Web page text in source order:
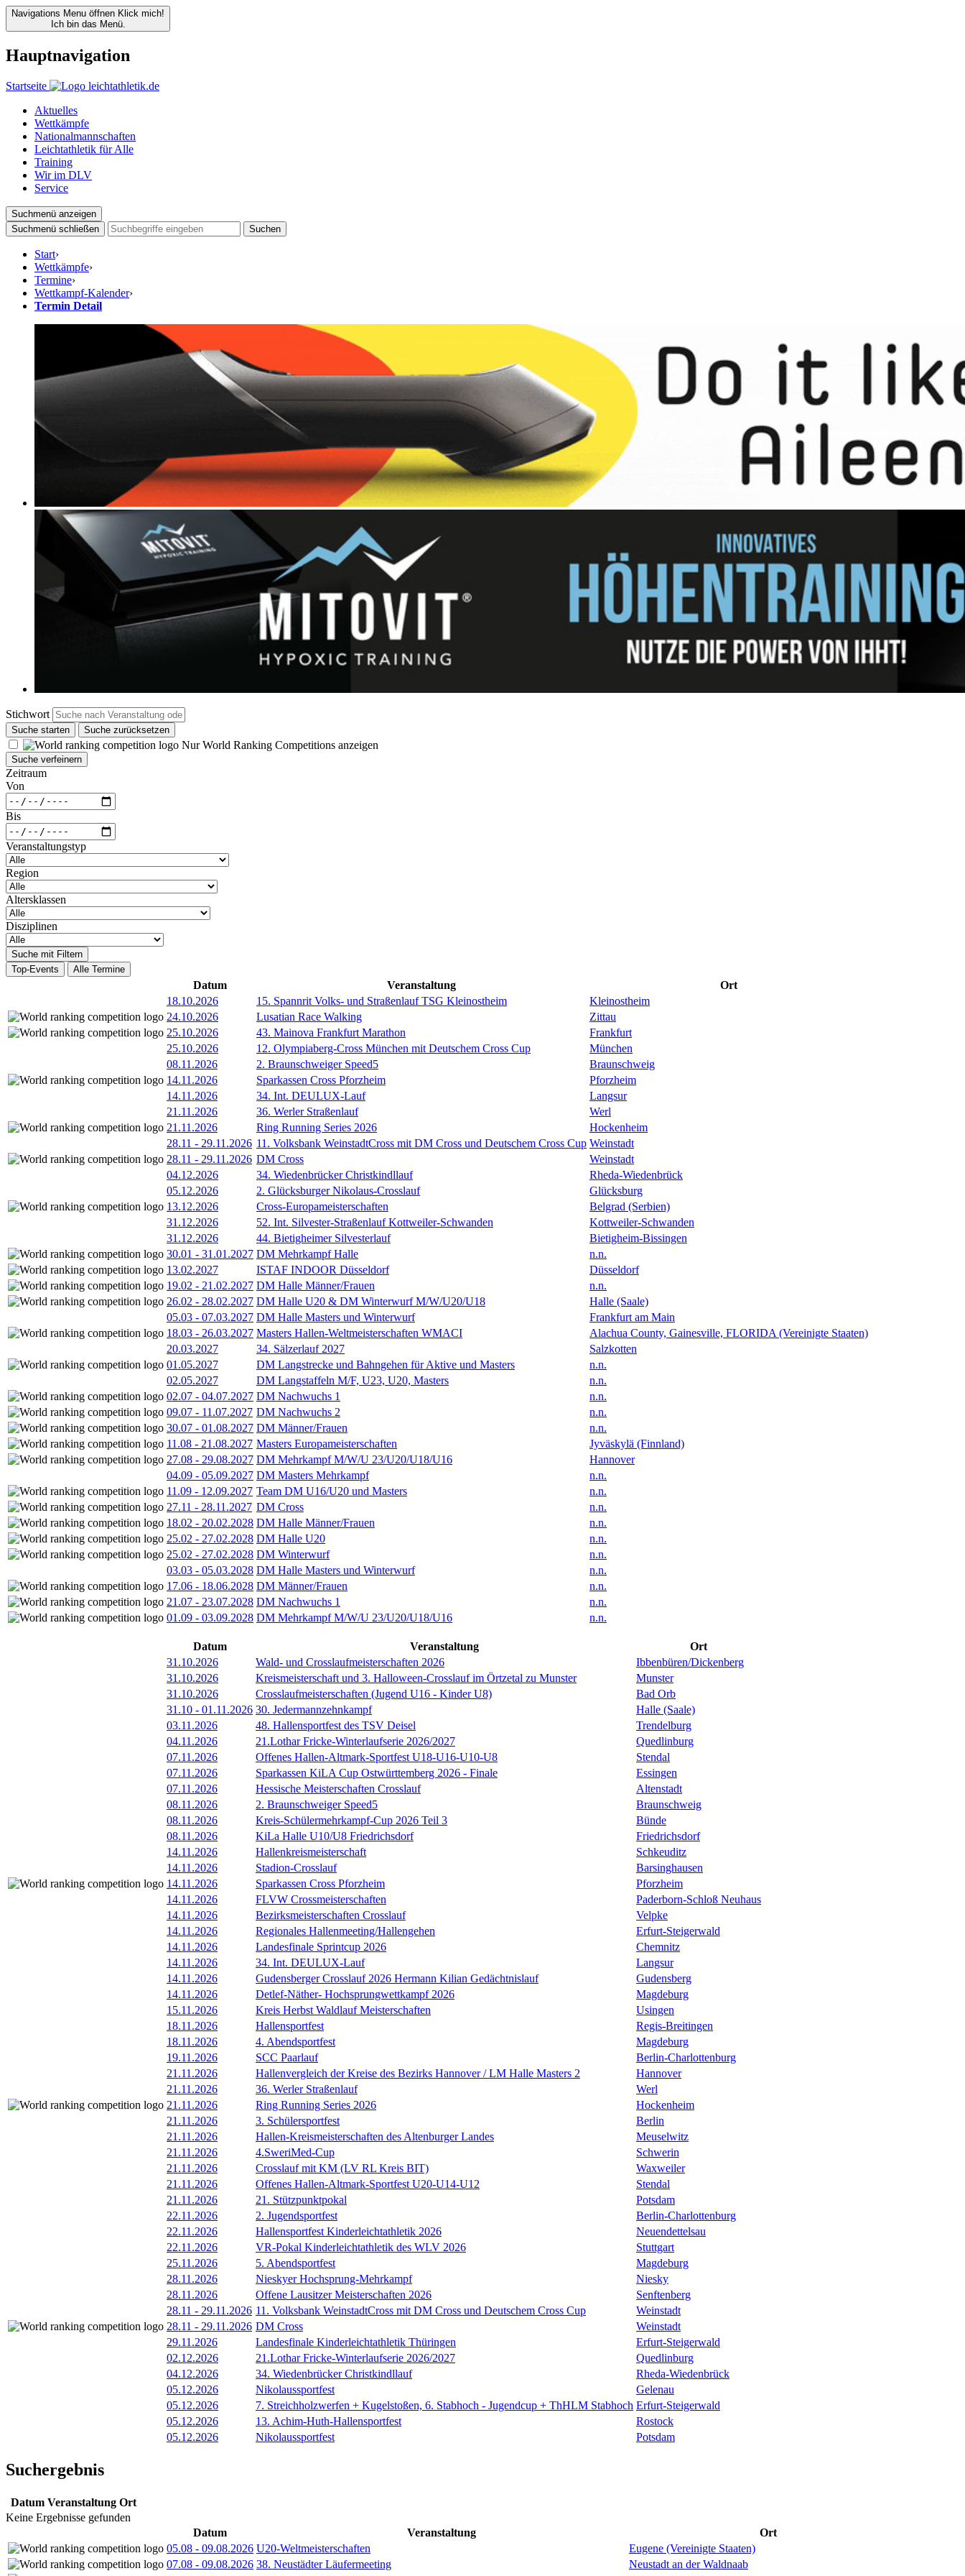
Navigations Menu öffnen Klick mich!
Ich bin das Menü.
Hauptnavigation
Startseite
Aktuelles
Wettkämpfe
Nationalmannschaften
Leichtathletik für Alle
Training
Wir im DLV
Service
Suchmenü anzeigen
Suchmenü schließen
Suchen
Start›
Wettkämpfe›
Termine›
Wettkampf-Kalender›
Termin Detail
Stichwort
Suche starten Suche zurücksetzen
Nur World Ranking Competitions anzeigen
Suche verfeinern
Zeitraum
Von
Bis
Veranstaltungstyp
Region
Altersklassen
Disziplinen
Suche mit Filtern
Top-Events
Alle Termine
Datum Veranstaltung
Ort
18.10.2026
15. Spannrit Volks- und Straßenlauf TSG Kleinostheim
Kleinostheim
24.10.2026
Lusatian Race Walking
Zittau
25.10.2026
43. Mainova Frankfurt Marathon
Frankfurt
25.10.2026
12. Olympiaberg-Cross München mit Deutschem Cross Cup
München
08.11.2026
2. Braunschweiger Speed5
Braunschweig
14.11.2026
Sparkassen Cross Pforzheim
Pforzheim
14.11.2026
34. Int. DEULUX-Lauf
Langsur
21.11.2026
36. Werler Straßenlauf
Werl
21.11.2026
Ring Running Series 2026
Hockenheim
28.11 - 29.11.2026 11. Volksbank WeinstadtCross mit DM Cross und Deutschem Cross Cup Weinstadt
28.11 - 29.11.2026 DM Cross
Weinstadt
04.12.2026
34. Wiedenbrücker Christkindllauf
Rheda-Wiedenbrück
05.12.2026
2. Glücksburger Nikolaus-Crosslauf
Glücksburg
13.12.2026
Cross-Europameisterschaften
Belgrad (Serbien)
31.12.2026
52. Int. Silvester-Straßenlauf Kottweiler-Schwanden
Kottweiler-Schwanden
31.12.2026
44. Bietigheimer Silvesterlauf
Bietigheim-Bissingen
30.01 - 31.01.2027 DM Mehrkampf Halle
n.n.
13.02.2027
ISTAF INDOOR Düsseldorf
Düsseldorf
19.02 - 21.02.2027 DM Halle Männer/Frauen
n.n.
26.02 - 28.02.2027 DM Halle U20 & DM Winterwurf M/W/U20/U18
Halle (Saale)
05.03 - 07.03.2027 DM Halle Masters und Winterwurf
Frankfurt am Main
18.03 - 26.03.2027 Masters Hallen-Weltmeisterschaften WMACI
Alachua County, Gainesville, FLORIDA (Vereinigte Staaten)
20.03.2027
34. Sälzerlauf 2027
Salzkotten
01.05.2027
DM Langstrecke und Bahngehen für Aktive und Masters
n.n.
02.05.2027
DM Langstaffeln M/F, U23, U20, Masters
n.n.
02.07 - 04.07.2027 DM Nachwuchs 1
n.n.
09.07 - 11.07.2027 DM Nachwuchs 2
n.n.
30.07 - 01.08.2027 DM Männer/Frauen
n.n.
11.08 - 21.08.2027 Masters Europameisterschaften
Jyväskylä (Finnland)
27.08 - 29.08.2027 DM Mehrkampf M/W/U 23/U20/U18/U16
Hannover
04.09 - 05.09.2027 DM Masters Mehrkampf
n.n.
11.09 - 12.09.2027 Team DM U16/U20 und Masters
n.n.
27.11 - 28.11.2027 DM Cross
n.n.
18.02 - 20.02.2028 DM Halle Männer/Frauen
n.n.
25.02 - 27.02.2028 DM Halle U20
n.n.
25.02 - 27.02.2028 DM Winterwurf
n.n.
03.03 - 05.03.2028 DM Halle Masters und Winterwurf
n.n.
17.06 - 18.06.2028 DM Männer/Frauen
n.n.
21.07 - 23.07.2028 DM Nachwuchs 1
n.n.
01.09 - 03.09.2028 DM Mehrkampf M/W/U 23/U20/U18/U16 n.n.
Datum Veranstaltung
Ort
31.10.2026
Wald- und Crosslaufmeisterschaften 2026
Ibbenbüren/Dickenberg
31.10.2026
Kreismeisterschaft und 3. Halloween-Crosslauf im Örtzetal zu Munster
Munster
31.10.2026
Crosslaufmeisterschaften (Jugend U16 - Kinder U8)
Bad Orb
31.10 - 01.11.2026 30. Jedermannzehnkampf
Halle (Saale)
03.11.2026
48. Hallensportfest des TSV Deisel
Trendelburg
04.11.2026
21.Lothar Fricke-Winterlaufserie 2026/2027
Quedlinburg
07.11.2026
Offenes Hallen-Altmark-Sportfest U18-U16-U10-U8
Stendal
07.11.2026
Sparkassen KiLA Cup Ostwürttemberg 2026 - Finale
Essingen
07.11.2026
Hessische Meisterschaften Crosslauf
Altenstadt
08.11.2026
2. Braunschweiger Speed5
Braunschweig
08.11.2026
Kreis-Schülermehrkampf-Cup 2026 Teil 3
Bünde
08.11.2026
KiLa Halle U10/U8 Friedrichsdorf
Friedrichsdorf
14.11.2026
Hallenkreismeisterschaft
Schkeuditz
14.11.2026
Stadion-Crosslauf
Barsinghausen
14.11.2026
Sparkassen Cross Pforzheim
Pforzheim
14.11.2026
FLVW Crossmeisterschaften
Paderborn-Schloß Neuhaus
14.11.2026
Bezirksmeisterschaften Crosslauf
Velpke
14.11.2026
Regionales Hallenmeeting/Hallengehen
Erfurt-Steigerwald
14.11.2026
Landesfinale Sprintcup 2026
Chemnitz
14.11.2026
34. Int. DEULUX-Lauf
Langsur
14.11.2026
Gudensberger Crosslauf 2026 Hermann Kilian Gedächtnislauf
Gudensberg
14.11.2026
Detlef-Näther- Hochsprungwettkampf 2026
Magdeburg
15.11.2026
Kreis Herbst Waldlauf Meisterschaften
Usingen
18.11.2026
Hallensportfest
Regis-Breitingen
18.11.2026
4. Abendsportfest
Magdeburg
19.11.2026
SCC Paarlauf
Berlin-Charlottenburg
21.11.2026
Hallenvergleich der Kreise des Bezirks Hannover / LM Halle Masters 2
Hannover
21.11.2026
36. Werler Straßenlauf
Werl
21.11.2026
Ring Running Series 2026
Hockenheim
21.11.2026
3. Schülersportfest
Berlin
21.11.2026
Hallen-Kreismeisterschaften des Altenburger Landes
Meuselwitz
21.11.2026
4.SweriMed-Cup
Schwerin
21.11.2026
Crosslauf mit KM (LV RL Kreis BIT)
Waxweiler
21.11.2026
Offenes Hallen-Altmark-Sportfest U20-U14-U12
Stendal
21.11.2026
21. Stützpunktpokal
Potsdam
22.11.2026
2. Jugendsportfest
Berlin-Charlottenburg
22.11.2026
Hallensportfest Kinderleichtathletik 2026
Neuendettelsau
22.11.2026
VR-Pokal Kinderleichtathletik des WLV 2026
Stuttgart
25.11.2026
5. Abendsportfest
Magdeburg
28.11.2026
Nieskyer Hochsprung-Mehrkampf
Niesky
28.11.2026
Offene Lausitzer Meisterschaften 2026
Senftenberg
28.11 - 29.11.2026 11. Volksbank WeinstadtCross mit DM Cross und Deutschem Cross Cup
Weinstadt
28.11 - 29.11.2026 DM Cross
Weinstadt
29.11.2026
Landesfinale Kinderleichtathletik Thüringen
Erfurt-Steigerwald
02.12.2026
21.Lothar Fricke-Winterlaufserie 2026/2027
Quedlinburg
04.12.2026
34. Wiedenbrücker Christkindllauf
Rheda-Wiedenbrück
05.12.2026
Nikolaussportfest
Gelenau
05.12.2026
7. Streichholzwerfen + Kugelstoßen, 6. Stabhoch - Jugendcup + ThHLM Stabhoch Erfurt-Steigerwald
05.12.2026
13. Achim-Huth-Hallensportfest
Rostock
05.12.2026
Nikolaussportfest Potsdam
Suchergebnis
Datum Veranstaltung Ort
Keine Ergebnisse gefunden
Datum
Veranstaltung
Ort
05.08 - 09.08.2026 U20-Weltmeisterschaften
Eugene (Vereinigte Staaten)
07.08 - 09.08.2026 38. Neustädter Läufermeeting
Neustadt an der Waldnaab